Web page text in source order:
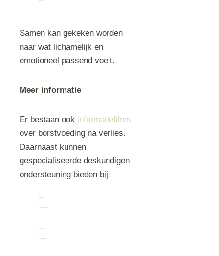
Samen kan gekeken worden
naar wat lichamelijk en
emotioneel passend voelt.
Meer informatie
Er bestaan ook informatiefilms
over borstvoeding na verlies.
Daarnaast kunnen
gespecialiseerde deskundigen
ondersteuning bieden bij: